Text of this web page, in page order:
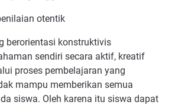
otentik
berorientasi konstruktivis
sendiri secara aktif, kreatif
proses pembelajaran yang
mampu memberikan semua
siswa. Oleh karena itu siswa dapat